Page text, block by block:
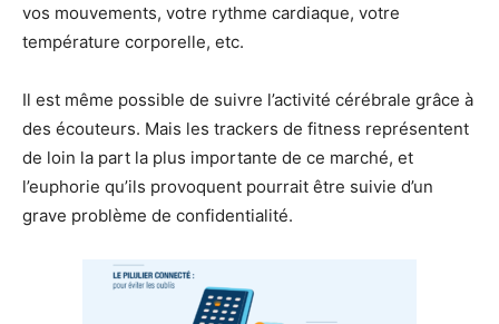
vos mouvements, votre rythme cardiaque, votre
température corporelle, etc.
Il est même possible de suivre l’activité cérébrale grâce à
des écouteurs. Mais les trackers de fitness représentent
de loin la part la plus importante de ce marché, et
l’euphorie qu’ils provoquent pourrait être suivie d’un
grave problème de confidentialité.